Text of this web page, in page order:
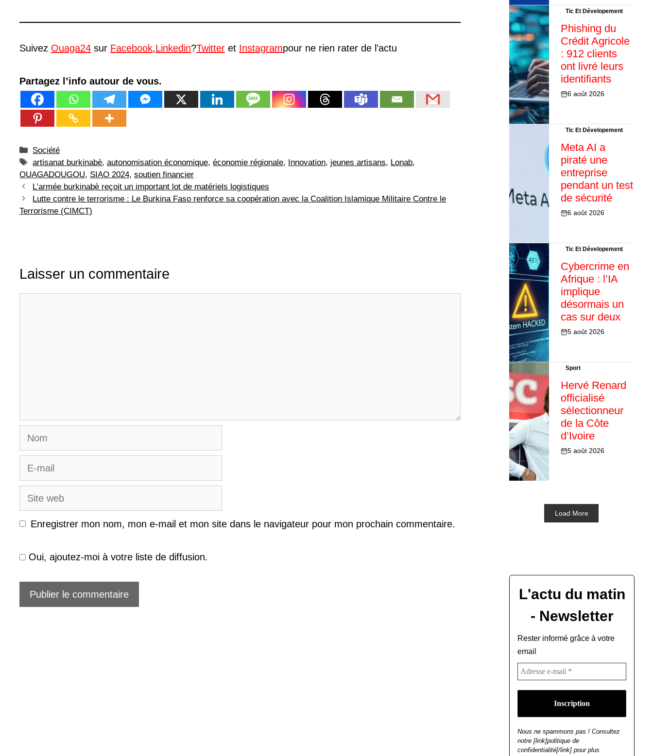
Suivez Ouaga24 sur Facebook,Linkedin?Twitter et Instagrampour ne rien rater de l’actu
Partagez l’info autour de vous.
Catégories
Société
Étiquettes
artisanat burkinabè,autonomisation économique,économie régionale, Innovation, jeunes artisans, Lonab,
OUAGADOUGOU, SIAO 2024, soutien financier
L’armée burkinabè reçoit un important lot de matériels logistiques
Lutte contre le terrorisme : Le Burkina Faso renforce sa coopération avec la Coalition Islamique Militaire Contre le
Terrorisme (CIMCT)
Laisser un commentaire
Nom
E-
mail
Site
web
Enregistrer mon nom, mon e-mail et mon site dans le navigateur pour mon prochain commentaire.
Oui, ajoutez-moi à votre liste de diffusion.
Tic Et Dévelopement
Phishing du
Crédit Agricole
: 912 clients
ont livré leurs
identifiants
6 août 2026
Tic Et Dévelopement
Meta AI a
piraté une
entreprise
pendant un test
de sécurité
6 août 2026
Tic Et Dévelopement
Cybercrime en
Afrique : l’IA
implique
désormais un
cas sur deux
5 août 2026
Sport
Hervé Renard
officialisé
sélectionneur
de la Côte
d’Ivoire
5 août 2026
Load More
L'actu du matin
- Newsletter
Rester informé grâce à votre
email
Nous ne spammons pas ! Consultez
notre [link]politique de
confidentialité[/link] pour plus